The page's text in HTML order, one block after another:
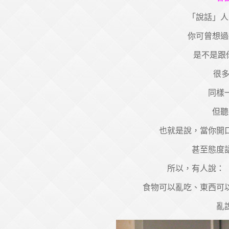
「說話」
你可曾想
是不是跟
很
同樣
但
也就是說，當你開
甚至態度
所以，有人說：
食物可以亂吃、東西可
亂